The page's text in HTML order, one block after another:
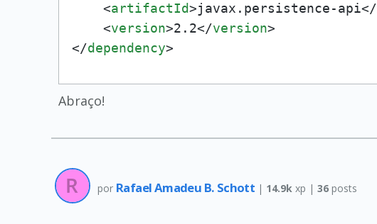
<artifactId>javax.persistence-api</
<version>2.2</version>
</dependency>
Abraço!
por Rafael Amadeu B. Schott | 14.9k xp | 36posts